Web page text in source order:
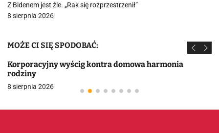
Z Bidenem jest źle. „Rak się rozprzestrzenił”
8 sierpnia 2026
MOŻE CI SIĘ SPODOBAĆ:
Korporacyjny wyścig kontra domowa harmonia
rodziny
8 sierpnia 2026